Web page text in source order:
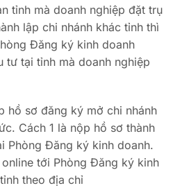
tỉnh mà doanh nghiệp đặt trụ
lập chi nhánh khác tỉnh thì
Đăng ký kinh doanh
tư tại tỉnh mà doanh nghiệp
hồ sơ đăng ký mở chi nhánh
Cách 1 là nộp hồ sơ thành
Phòng Đăng ký kinh doanh.
tới Phòng Đăng ký kinh
theo địa chỉ